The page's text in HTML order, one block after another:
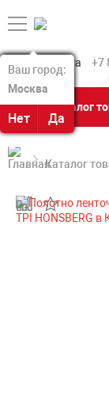
Ваш город:
Москва
Нет Да
Ваш город:
Москва
Нет Да
+7
Каталог
Каталог